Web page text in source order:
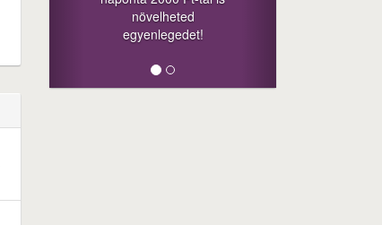
növelheted
egyenlegedet!